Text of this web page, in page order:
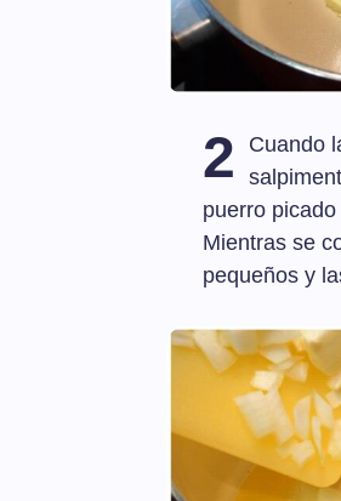
2
Cuando
puerro
Mientras se
pequeños y